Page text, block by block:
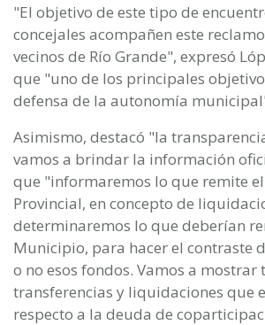
"El objetivo de este tipo de
concejales acompañen este
vecinos de Río Grande", expresó
que "uno de los principales
defensa de la autonomía
Asimismo, destacó "la
vamos a brindar la información
que "informaremos lo que remite
Provincial, en concepto de
determinaremos lo que deberían
Municipio, para hacer el contraste
o no esos fondos. Vamos a mostrar
transferencias y liquidaciones que
respecto a la deuda de